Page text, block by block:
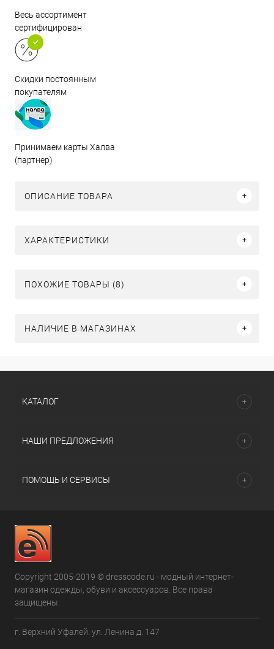
Весь ассортимент
сертифицирован
Скидки постоянным
покупателям
Принимаем карты Халва
(партнер)
ОПИСАНИЕ ТОВАРА
ХАРАКТЕРИСТИКИ
ПОХОЖИЕ ТОВАРЫ (8)
НАЛИЧИЕ В МАГАЗИНАХ
КАТАЛОГ
НАШИ ПРЕДЛОЖЕНИЯ
ПОМОЩЬ И СЕРВИСЫ
Copyright 2005-2019 © dresscode.ru - модный интернет-
магазин одежды, обуви и аксессуаров. Все права
защищены.
г. Верхний Уфалей. ул. Ленина д. 147